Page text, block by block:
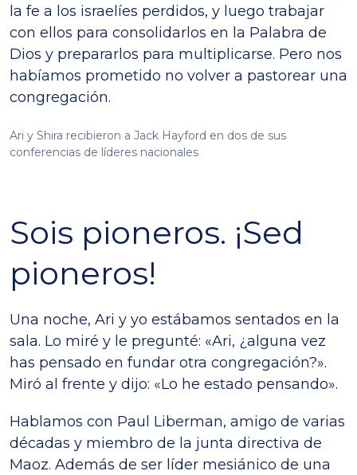
la fe a los israelíes perdidos, y luego trabajar
con ellos para consolidarlos en la Palabra de
Dios y prepararlos para multiplicarse. Pero nos
habíamos prometido no volver a pastorear una
congregación.
Ari y Shira recibieron a Jack Hayford en dos de sus
conferencias de líderes nacionales
Sois pioneros. ¡Sed
pioneros!
Una noche, Ari y yo estábamos sentados en la
sala. Lo miré y le pregunté: «Ari, ¿alguna vez
has pensado en fundar otra congregación?».
Miró al frente y dijo: «Lo he estado pensando».
Hablamos con Paul Liberman, amigo de varias
décadas y miembro de la junta directiva de
Maoz. Además de ser líder mesiánico de una